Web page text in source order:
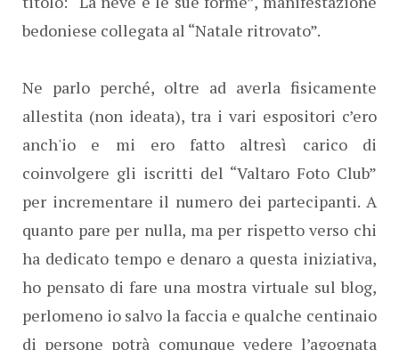
bedoniese collegata al “Natale ritrovato”.
Ne parlo perché, oltre ad averla fisicamente
allestita (non ideata), tra i vari espositori c’ero
anch'io e mi ero fatto altresì carico di
coinvolgere gli iscritti del “Valtaro Foto Club”
per incrementare il numero dei partecipanti. A
quanto pare per nulla, ma per rispetto verso chi
ha dedicato tempo e denaro a questa iniziativa,
ho pensato di fare una mostra virtuale sul blog,
perlomeno io salvo la faccia e qualche centinaio
di persone potrà comunque vedere l’agognata